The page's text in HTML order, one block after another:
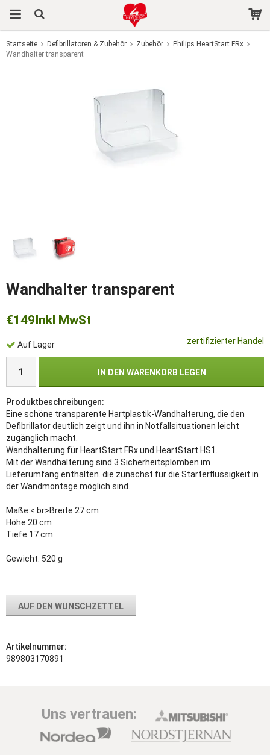
Das Produkt wurde in Ihren Warenkorb gelegt
Startseite Defibrillatoren & Zubehör Zubehör
Philips HeartStart FRx
Wandhalter transparent
Wandhalter transparent
zertifizierter Handel
€149Inkl MwSt
Auf Lager
IN DEN WARENKORB LEGEN
Produktbeschreibungen:
Eine schöne transparente Hartplastik-Wandhalterung, die den
Defibrillator deutlich zeigt und ihn in Notfallsituationen leicht
zugänglich macht.
Wandhalterung für HeartStart FRx und HeartStart HS1.
Mit der Wandhalterung sind 3 Sicherheitsplomben im
Lieferumfang enthalten. die zunächst für die Starterflüssigkeit in
der Wandmontage möglich sind.
Maße:< br>Breite 27 cm
Höhe 20 cm
Tiefe 17 cm
Gewicht: 520 g
AUF DEN WUNSCHZETTEL
Artikelnummer:
989803170891
Uns vertrauen: